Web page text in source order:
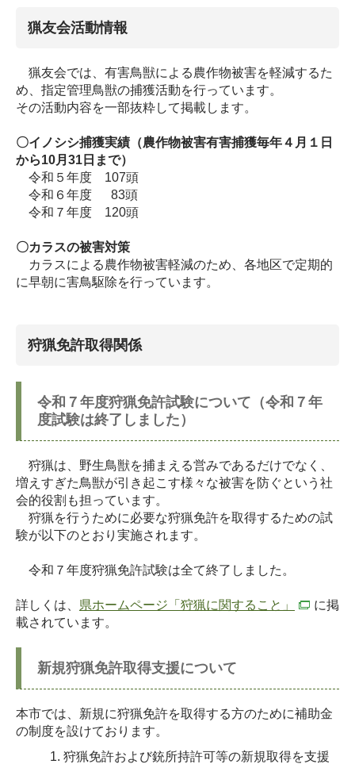
猟友会活動情報
猟友会では、有害鳥獣による農作物被害を軽減するた
め、指定管理鳥獣の捕獲活動を行っています。
その活動内容を一部抜粋して掲載します。
〇イノシシ捕獲実績（農作物被害有害捕獲毎年４月１日
から10月31日まで）
令和５年度 107頭
令和６年度 83頭
令和７年度 120頭
〇カラスの被害対策
カラスによる農作物被害軽減のため、各地区で定期的
に早朝に害鳥駆除を行っています。
狩猟免許取得関係
令和７年度狩猟免許試験について（令和７年
度試験は終了しました）
狩猟は、野生鳥獣を捕まえる営みであるだけでなく、
増えすぎた鳥獣が引き起こす様々な被害を防ぐという社
会的役割も担っています。
狩猟を行うために必要な狩猟免許を取得するための試
験が以下のとおり実施されます。
令和７年度狩猟免許試験は全て終了しました。
詳しくは、 県ホームページ「狩猟に関すること」
に掲
載されています。
新規狩猟免許取得支援について
本市では、新規に狩猟免許を取得する方のために補助金
の制度を設けております。
狩猟免許および銃所持許可等の新規取得を支援